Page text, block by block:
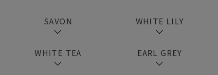
SAVON WHITE LILY
WHITE TEA EARL GREY